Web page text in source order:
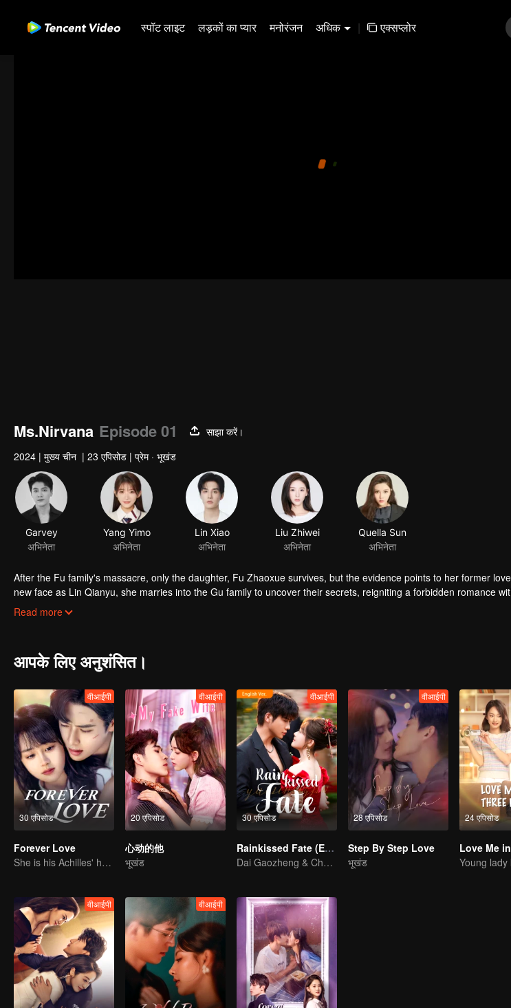
स्पॉट लाइट लड़कों का प्यार मनोरंजन अधिक | एक्सप्लोर
Ms.Nirvana Episode 01
साझा करें।
2024 | मुख्य चीन | 23 एपिसोड | प्रेम · भूखंड
Garvey
अभिनेता
Yang Yimo
अभिनेता
Lin Xiao
अभिनेता
Liu Zhiwei
अभिनेता
Quella Sun
अभिनेता
After the Fu family's massacre, only the daughter, Fu Zhaoxue survives, but the evidence points to her former
new face as Lin Qianyu, she marries into the Gu family to uncover their secrets, reigniting a forbidden romance
love and old grudges resurface, leading to an intense rekindling of feelings.
Read more
आपके लिए अनुशंसित।
30 एपिसोड
वीआईपी
Forever Love
She is his Achilles' heel and his armor
20 एपिसोड
वीआईपी
心动的他
भूखंड
30 एपिसोड
वीआईपी
Rainkissed Fate (English Ver.)
Dai Gaozheng & Chen Fangtong’s contract marriage takes an unexpected romantic turn!
28 एपिसोड
वीआईपी
Step By Step Love
भूखंड
24 एपिसोड
वीआईपी वीआईपी